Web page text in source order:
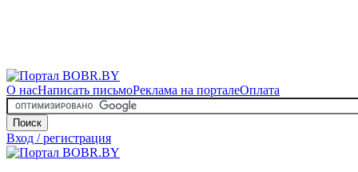
О насНаписать письмоРеклама на порталеОплата
Поиск
Вход / регистрация